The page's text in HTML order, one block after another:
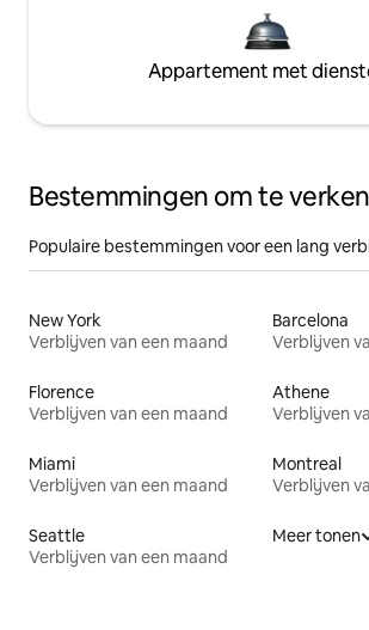
Appartement met
Bestemmingen om te
Populaire bestemmingen voor een lang
New York
Verblijven van een maand
Barcelona
Verblijven
Florence
Verblijven van een maand
Athene
Verblijven
Miami
Verblijven van een maand
Montreal
Verblijven
Seattle
Verblijven van een maand
Meer tonen